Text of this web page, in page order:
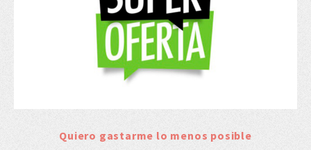
Quiero gastarme lo menos posible